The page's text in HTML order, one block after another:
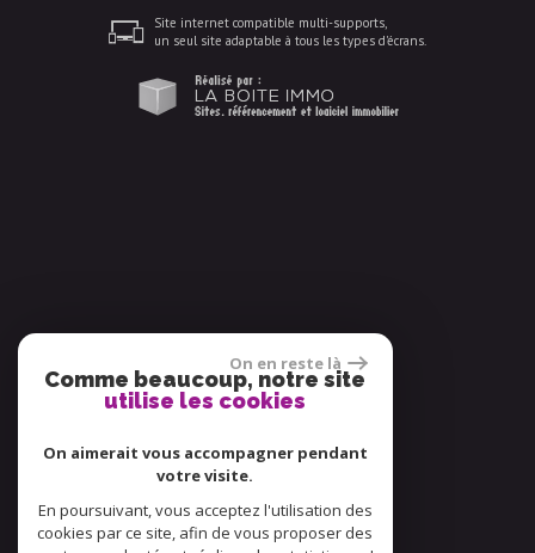
Site internet compatible multi-supports,
un seul site adaptable à tous les types d'écrans.
On en reste là
Comme beaucoup, notre site
utilise les cookies
On aimerait vous accompagner pendant
votre visite.
En poursuivant, vous acceptez l'utilisation des
cookies par ce site, afin de vous proposer des